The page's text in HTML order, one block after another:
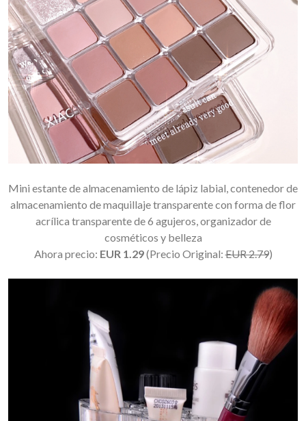
Mini estante de almacenamiento de lápiz labial, contenedor de
almacenamiento de maquillaje transparente con forma de flor
acrílica transparente de 6 agujeros, organizador de
cosméticos y belleza
Ahora precio: EUR 1.29(Precio Original:EUR 2.79)